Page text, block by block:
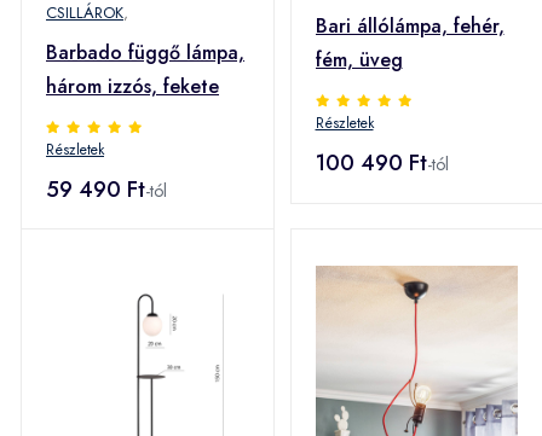
CSILLÁROK,
Barbado függő lámpa,
három izzós, fekete
Részletek
59 490 Ft-tól
Bari állólámpa, fehér,
fém, üveg
Részletek
100 490 Ft-tól